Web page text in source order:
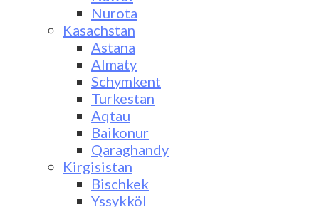
Nurota
Kasachstan
Astana
Almaty
Schymkent
Turkestan
Aqtau
Baikonur
Qaraghandy
Kirgisistan
Bischkek
Yssykköl